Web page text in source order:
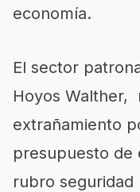
economía.
El sector
Hoyos Walther,
extrañamiento
presupuesto de
rubro